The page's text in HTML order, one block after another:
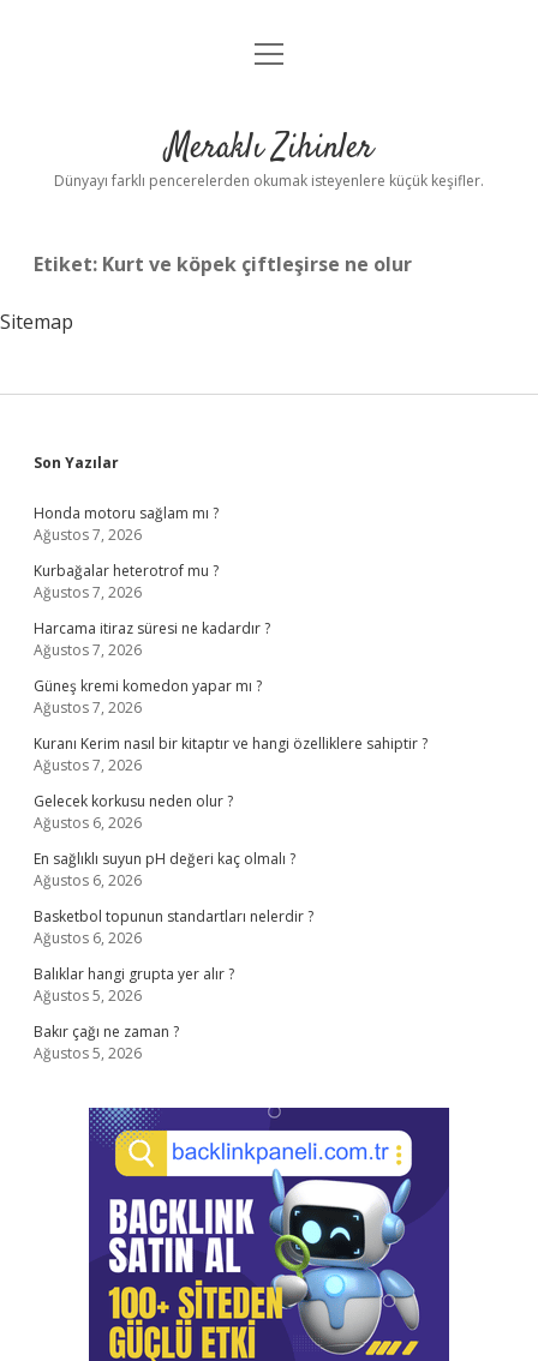
Anasayfa
Yasal Uyarı
menüyü
Meraklı Zihinler
Dünyayı farklı pencerelerden okumak isteyenlere küçük keşifler.
Etiket: Kurt ve köpek çiftleşirse ne olur
Sitemap
Sidebar
Son Yazılar
Honda motoru sağlam mı ?
Ağustos 7, 2026
Kurbağalar heterotrof mu ?
Ağustos 7, 2026
Harcama itiraz süresi ne kadardır ?
Ağustos 7, 2026
Güneş kremi komedon yapar mı ?
Ağustos 7, 2026
Kuranı Kerim nasıl bir kitaptır ve hangi özelliklere sahiptir ?
Ağustos 7, 2026
Gelecek korkusu neden olur ?
Ağustos 6, 2026
En sağlıklı suyun pH değeri kaç olmalı ?
Ağustos 6, 2026
Basketbol topunun standartları nelerdir ?
Ağustos 6, 2026
Balıklar hangi grupta yer alır ?
Ağustos 5, 2026
Bakır çağı ne zaman ?
Ağustos 5, 2026